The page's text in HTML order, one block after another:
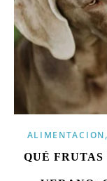
ALIMENTACION,
QUÉ